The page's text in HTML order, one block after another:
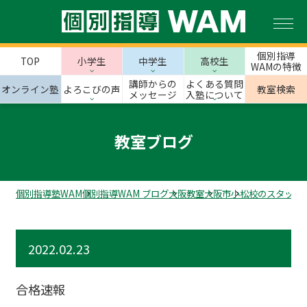
TOP 小学生 中学生 高校生
個別指導
WAMの特徴
オンライン塾 よろこびの声
講師からの
メッセージ
よくある質問
入塾について
教室検索
教室ブログ
個別指導塾WAM個別指導WAM ブログ大阪教室大阪市小松校のスタッフ
2022.02.23
合格速報